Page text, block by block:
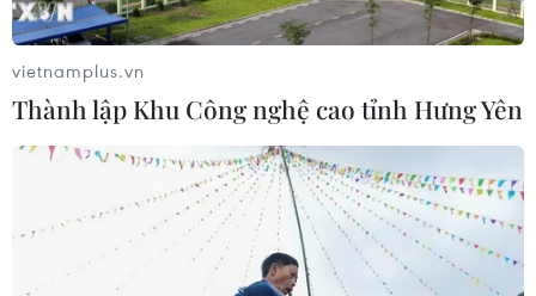
vietnamplus.vn
Thành lập Khu Công nghệ cao tỉnh Hưng Yên